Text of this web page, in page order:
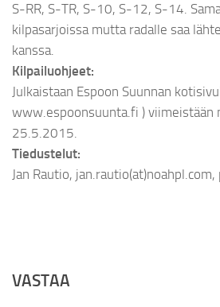
S-RR, S-TR, S-10, S-12, S-14.
kilpasarjoissa mutta radalle saa
kanssa.
Kilpailuohjeet:
Julkaistaan Espoon Suunnan
www.espoonsuunta.fi ) viimeistään
25.5.2015.
Tiedustelut:
Jan Rautio,
VASTAA